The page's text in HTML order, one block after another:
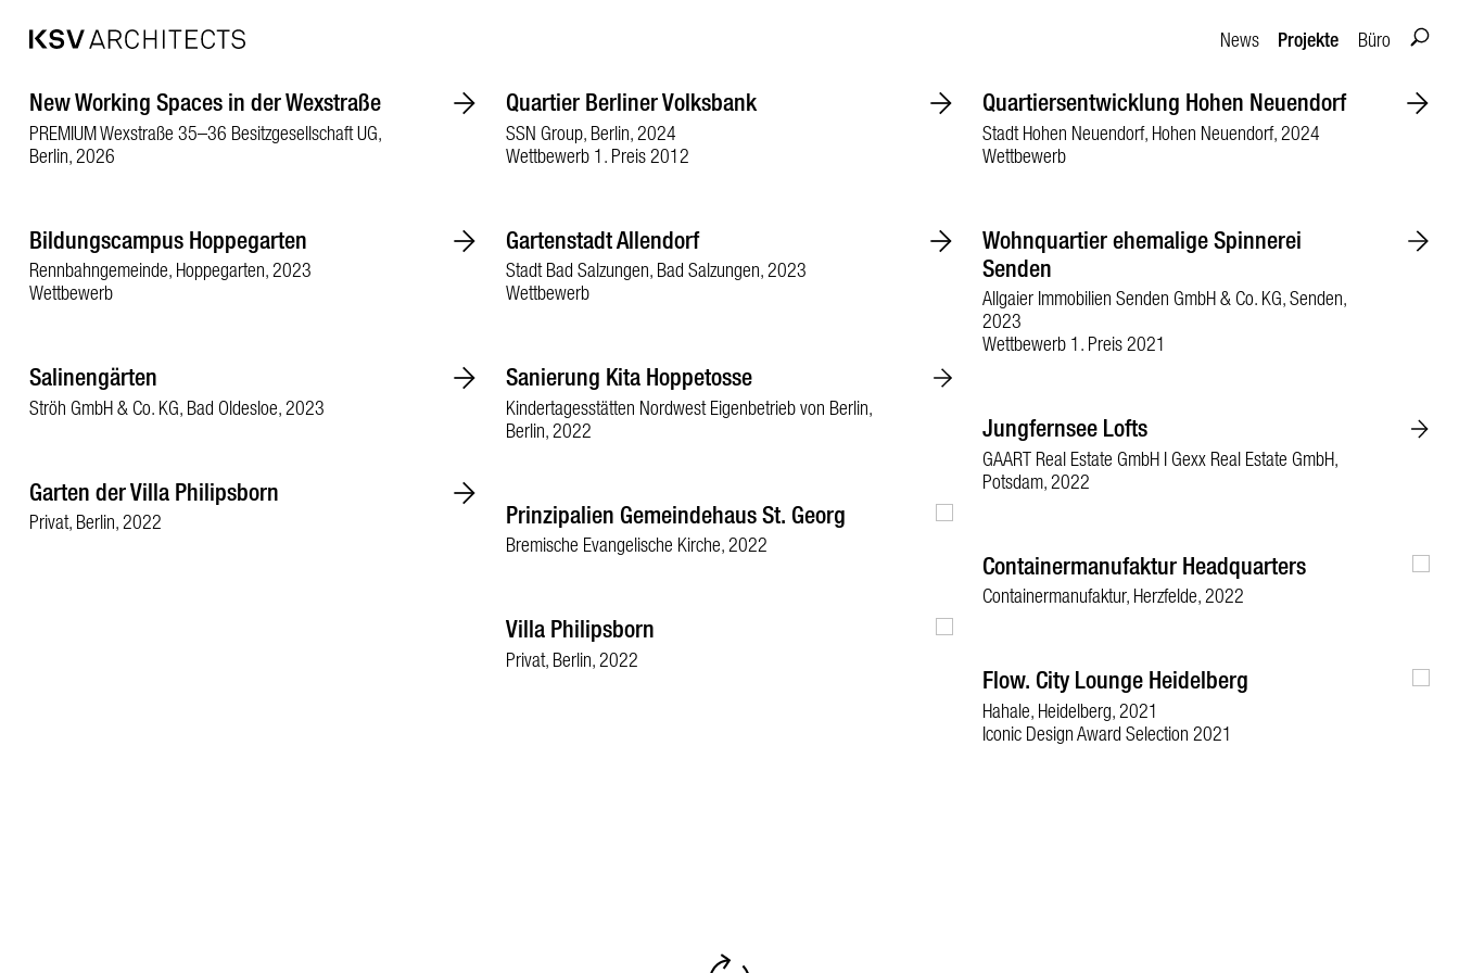
News Projekte Büro
Inhalt
springen
New Working Spaces in der Wexstraße
PREMIUM Wexstraße 35–36 Besitzgesellschaft UG,
Berlin, 2026
Bildungscampus Hoppegarten
Rennbahngemeinde, Hoppegarten, 2023
Wettbewerb
Salinengärten
Ströh GmbH & Co. KG, Bad Oldesloe, 2023
Garten der Villa Philipsborn
Privat, Berlin, 2022
Quartier Berliner Volksbank
SSN Group, Berlin, 2024
Wettbewerb 1. Preis 2012
Gartenstadt Allendorf
Stadt Bad Salzungen, Bad Salzungen, 2023
Wettbewerb
Sanierung Kita Hoppetosse
Kindertagesstätten Nordwest Eigenbetrieb von Berlin,
Berlin, 2022
Prinzipalien Gemeindehaus St. Georg
Bremische Evangelische Kirche, 2022
Villa Philipsborn
Privat, Berlin, 2022
Quartiersentwicklung Hohen Neuendorf
Stadt Hohen Neuendorf, Hohen Neuendorf, 2024
Wettbewerb
Wohnquartier ehemalige Spinnerei
Senden
Allgaier Immobilien Senden GmbH & Co. KG, Senden,
2023
Wettbewerb 1. Preis 2021
Jungfernsee Lofts
GAART Real Estate GmbH I Gexx Real Estate GmbH,
Potsdam, 2022
Containermanufaktur Headquarters
Containermanufaktur, Herzfelde, 2022
Flow. City Lounge Heidelberg
Hahale, Heidelberg, 2021
Iconic Design Award Selection 2021